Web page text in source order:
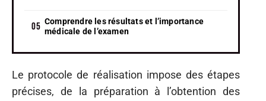
Comprendre les résultats et l’importance
médicale de l’examen
Le protocole de réalisation impose des étapes
précises, de la préparation à l’obtention des